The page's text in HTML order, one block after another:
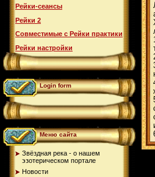
Рейки-сеансы
Рейки 2
Совместимые с Рейки практики
Рейки настройки
Login form
Меню сайта
Звёздная река - о нашем
эзотерическом портале
Новости